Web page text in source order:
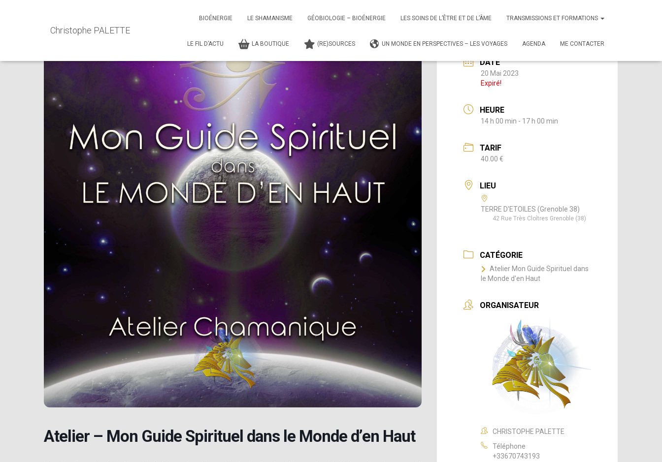
Christophe PALETTE
BIOÉNERGIE LE SHAMANISME GÉOBIOLOGIE – BIOÉNERGIE LES SOINS DE L’ÊTRE ET DE L’ÂME TRANSMISSIONS ET FORMATIONS
LE FIL D’ACTU LA BOUTIQUE (RE)SOURCES UN MONDE EN PERSPECTIVES – LES VOYAGES AGENDA ME CONTACTER
Atelier – Mon Guide Spirituel dans le Monde d’en Haut
DATE
20 Mai 2023
Expiré!
HEURE
14 h 00 min - 17 h 00 min
TARIF
40.00 €
LIEU
TERRE D'ETOILES (Grenoble 38)
42 Rue Très Cloîtres Grenoble (38)
CATÉGORIE
Atelier Mon Guide Spirituel dans
le Monde d'en Haut
ORGANISATEUR
CHRISTOPHE PALETTE
Téléphone
+33670743193